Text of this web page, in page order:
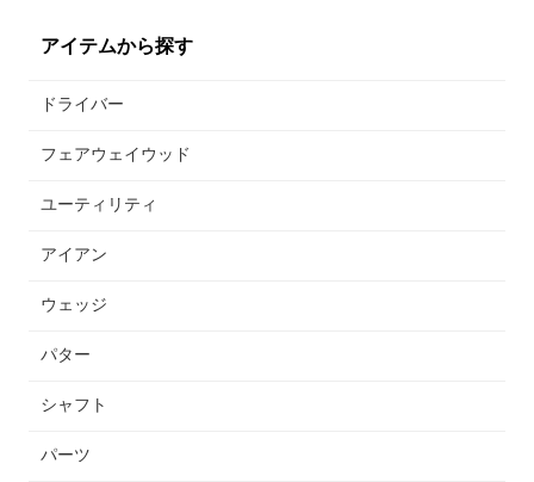
アイテムから探す
ドライバー
フェアウェイウッド
ユーティリティ
アイアン
ウェッジ
パター
シャフト
パーツ